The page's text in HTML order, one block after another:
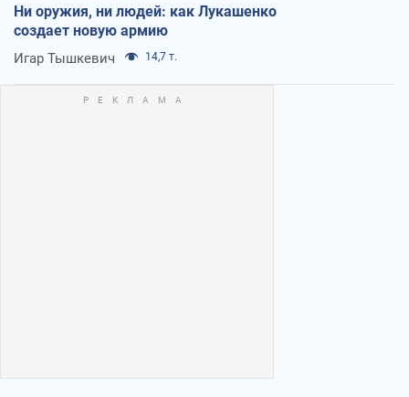
Ни оружия, ни людей: как Лукашенко
создает новую армию
Игар Тышкевич 14,7 т.